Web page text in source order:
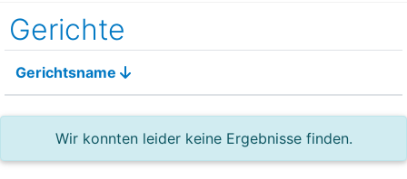
Gerichte
Gerichtsname
Wir konnten leider keine Ergebnisse finden.